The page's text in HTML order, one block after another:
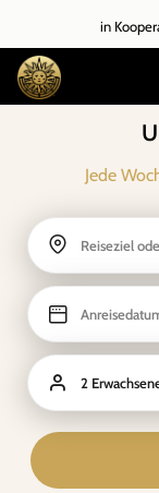
in
Jede
Reiseziel
2